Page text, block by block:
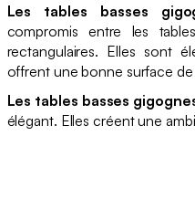
Les tables basses
compromis entre les
rectangulaires. Elles sont
offrent une bonne surface
Les tables basses
élégant. Elles créent une